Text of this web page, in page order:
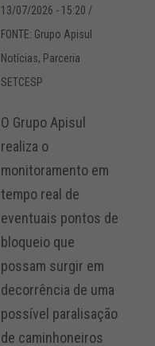
13/07/2026 - 15:20 /
FONTE: Grupo Apisul
Notícias, Parceria
SETCESP
O Grupo Apisul
realiza o
monitoramento em
tempo real de
eventuais pontos de
bloqueio que
possam surgir em
decorrência de uma
possível paralisação
de caminhoneiros